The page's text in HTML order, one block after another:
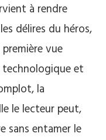
à rendre
délires du héros,
vue
et
la
le lecteur peut,
sans entamer le